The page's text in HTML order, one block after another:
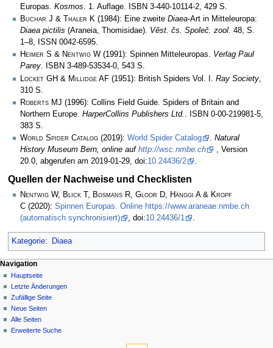
Europas. Kosmos. 1. Auflage. ISBN 3-440-10114-2, 429 S.
Buchar J & Thaler K (1984): Eine zweite Diaea-Art in Mitteleuropa:
Diaea pictilis (Araneia, Thomisidae). Vĕst. čs. Společ. zool. 48, S.
1–8, ISSN 0042-6595.
Heimer S & Nentwig W (1991): Spinnen Mitteleuropas. Verlag Paul
Parey. ISBN 3-489-53534-0, 543 S.
Locket GH & Millidge AF (1951): British Spiders Vol. I. Ray Society
310 S.
Roberts MJ (1996): Collins Field Guide. Spiders of Britain and
Northern Europe. HarperCollins Publishers Ltd. . ISBN 0-00-219981-5,
383 S.
World Spider Catalog (2019): World Spider Catalog . Natural
History Museum Bern, online auf http://wsc.nmbe.ch
, Version
20.0, abgerufen am 2019-01-29, doi:10.24436/2 .
Quellen der Nachweise und Checklisten
Nentwig W, Blick T, Bosmans R, Gloor D, Hänggi A & Kropf
C (2020): Spinnen Europas. Online https://www.araneae.nmbe.ch
(automatisch synchronisiert)
, doi:10.24436/1 .
Kategorie: Diaea
Navigation
Hauptseite
Letzte Änderungen
Zufällige Seite
Neue Seiten
Alle Seiten
Erweiterte Suche